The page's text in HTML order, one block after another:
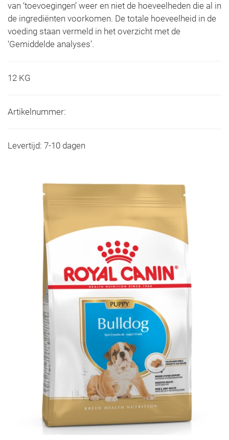
van ‘toevoegingen’ weer en niet de hoeveelheden die al in
de ingrediënten voorkomen. De totale hoeveelheid in de
voeding staan vermeld in het overzicht met de
‘Gemiddelde analyses’.
12 KG
Artikelnummer:
Levertijd: 7-10 dagen